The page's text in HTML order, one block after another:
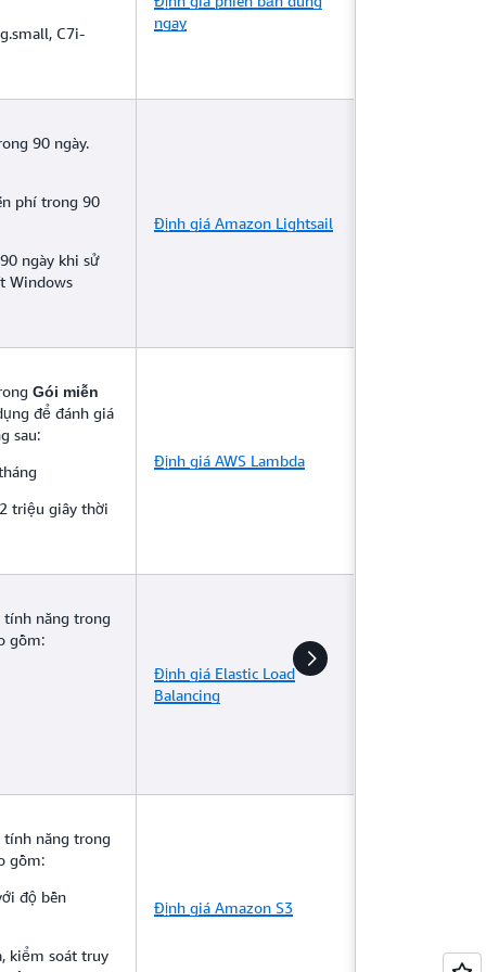
C7i-
ngay
90 ngày.
phí trong 90
ngày khi sử
Windows
Định giá Amazon Lightsail
Gói miễn
để đánh giá
sau:
triệu giây thời
Định giá AWS Lambda
tính năng trong
gồm:
Định giá Elastic Load
Balancing
tính năng trong
gồm:
độ bền
kiểm soát truy
Định giá Amazon S3